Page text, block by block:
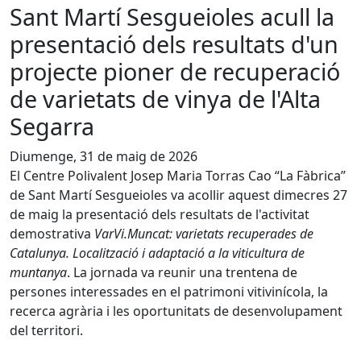
Sant Martí Sesgueioles acull la
presentació dels resultats d'un
projecte pioner de recuperació
de varietats de vinya de l'Alta
Segarra
Diumenge, 31 de maig de 2026
El Centre Polivalent Josep Maria Torras Cao “La Fàbrica”
de Sant Martí Sesgueioles va acollir aquest dimecres 27
de maig la presentació dels resultats de l'activitat
demostrativa VarVi.Muncat: varietats recuperades de
Catalunya. Localització i adaptació a la viticultura de
muntanya. La jornada va reunir una trentena de
persones interessades en el patrimoni vitivinícola, la
recerca agrària i les oportunitats de desenvolupament
del territori.